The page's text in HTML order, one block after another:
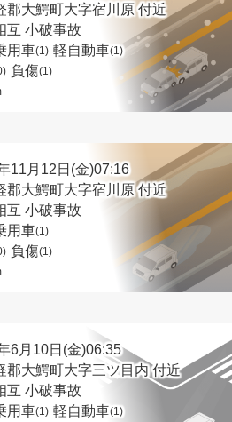
郡大鰐町大字宿川原 付近
互 小破事故
用車(1) 軽自動車(1)
負傷(1)
11月12日(金)07:16
郡大鰐町大字宿川原 付近
互 小破事故
用車(1)
負傷(1)
6月10日(金)06:35
郡大鰐町大字三ツ目内 付近
互 小破事故
用車(1) 軽自動車(1)